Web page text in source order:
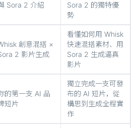
Sora 2 介紹
Sora 2 的獨特優
勢
創意混搭 ×
2 影片生成
看懂如何用 Whisk
快速混搭素材、用
Sora 2 生成逼真
影片
的第一支 AI 品
短片
獨立完成一支可發
布的 AI 短片，從
構思到生成全程實
作